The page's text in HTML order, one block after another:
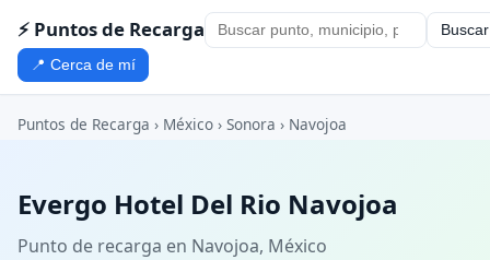
⚡ Puntos de Recarga Buscar
📍 Cerca de mí
Puntos de Recarga › México › Sonora › Navojoa
Evergo Hotel Del Rio Navojoa
Punto de recarga en Navojoa, México